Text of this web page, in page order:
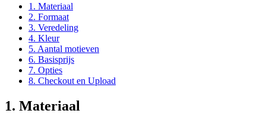
1. Materiaal
2. Formaat
3. Veredeling
4. Kleur
5. Aantal motieven
6. Basisprijs
7. Opties
8. Checkout en Upload
1. Materiaal